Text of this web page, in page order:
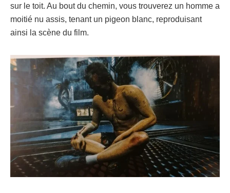
sur le toit. Au bout du chemin, vous trouverez un homme a
moitié nu assis, tenant un pigeon blanc, reproduisant
ainsi la scène du film.